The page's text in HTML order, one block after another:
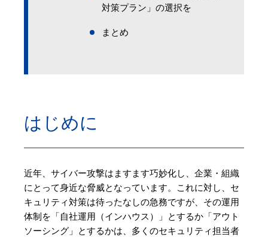
対策プラン」の選択を
まとめ
はじめに
近年、サイバー攻撃はますます巧妙化し、企業・組織
にとって身近な脅威となっています。これに対し、セ
キュリティ対策は待ったなしの急務ですが、その運用
体制を「自社運用（インハウス）」とするか「アウト
ソーシング」とするかは、多くのセキュリティ担当者